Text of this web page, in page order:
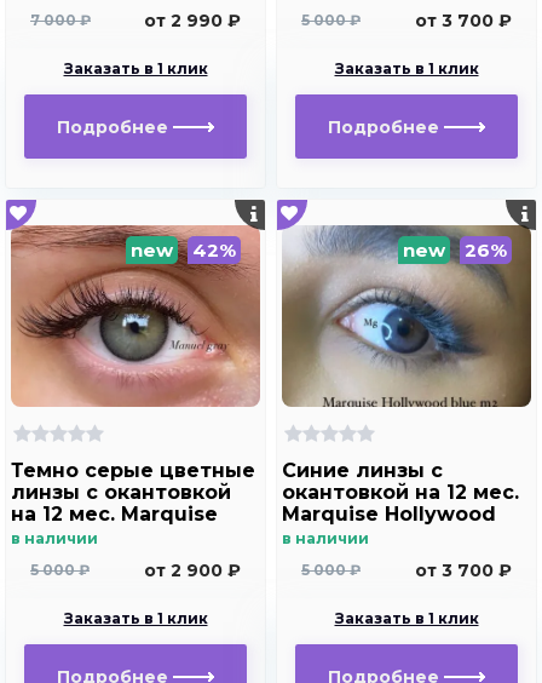
Плюсовые диоптрии
и близорукости
7 000 ₽
от 2 990 ₽
Заказать в 1 клик
Подробнее
5 000 ₽
от 3 700 ₽
Заказать в 1 клик
Подробнее
new 42%
Темно серые цветные
линзы c окантовкой
на 12 мес. Marquise
Manuel gray ( с легким
глаз )
в наличии
5 000 ₽
от 2 900 ₽
Заказать в 1 клик
Подробнее
new 26%
Синие линзы c
окантовкой на 12 мес.
Marquise Hollywood
blue m2
в наличии
5 000 ₽
от 3 700 ₽
Заказать в 1 клик
Подробнее